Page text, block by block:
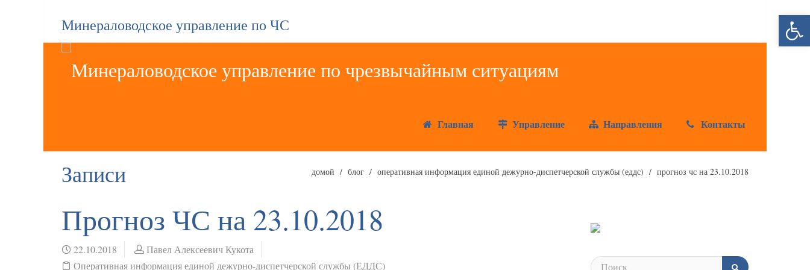
Минераловодское управление по ЧС
Главная Управление Направления Контакты
Записи домой блог оперативная информация единой дежурно-диспетчерской службы (еддс) прогноз чс на 23.10.2018
Прогноз ЧС на 23.10.2018
22.10.2018
Павел Алексеевич Кукота
Оперативная информация единой дежурно-диспетчерской службы (ЕДДС)